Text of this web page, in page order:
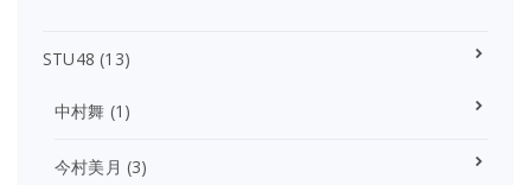
STU48 (13)
中村舞 (1)
今村美月 (3)